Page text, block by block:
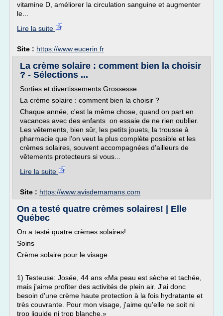
vitamine D, améliorer la circulation sanguine et augmenter
le...
Lire la suite
Site : https://www.eucerin.fr
La crème solaire : comment bien la choisir
? - Sélections ...
Sorties et divertissements Grossesse
La crème solaire : comment bien la choisir ?
Chaque année, c'est la même chose, quand on part en
vacances avec des enfants on essaie de ne rien oublier.
Les vêtements, bien sûr, les petits jouets, la trousse à
pharmacie que l'on veut la plus complète possible et les
crèmes solaires, souvent accompagnées d'ailleurs de
vêtements protecteurs si vous...
Lire la suite
Site : https://www.avisdemamans.com
On a testé quatre crèmes solaires! | Elle
Québec
On a testé quatre crèmes solaires!
Soins
Crème solaire pour le visage
1) Testeuse: Josée, 44 ans «Ma peau est sèche et tachée,
mais j'aime profiter des activités de plein air. J'ai donc
besoin d'une crème haute protection à la fois hydratante et
très couvrante. Pour mon visage, j'aime qu'elle ne soit ni
trop liquide ni trop blanche.»